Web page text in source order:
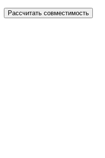
Рассчитать совместимость